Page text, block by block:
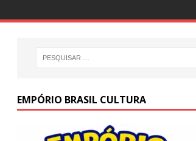
EMPÓRIO BRASIL CULTURA